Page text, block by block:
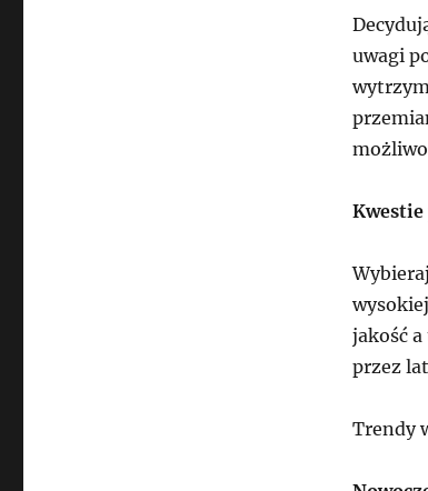
uwagi
Kwestie
jakość
przez
Trendy